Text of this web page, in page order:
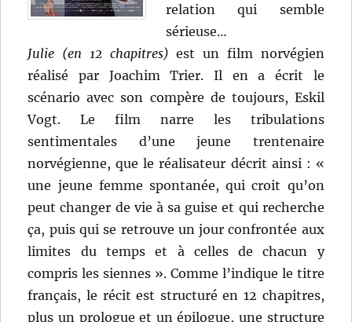
relation qui semble
sérieuse…
Julie (en 12 chapitres) est un film norvégien
réalisé par Joachim Trier. Il en a écrit le
scénario avec son compère de toujours, Eskil
Vogt. Le film narre les tribulations
sentimentales d’une jeune trentenaire
norvégienne, que le réalisateur décrit ainsi : «
une jeune femme spontanée, qui croit qu’on
peut changer de vie à sa guise et qui recherche
ça, puis qui se retrouve un jour confrontée aux
limites du temps et à celles de chacun y
compris les siennes ». Comme l’indique le titre
français, le récit est structuré en 12 chapitres,
plus un prologue et un épilogue, une structure